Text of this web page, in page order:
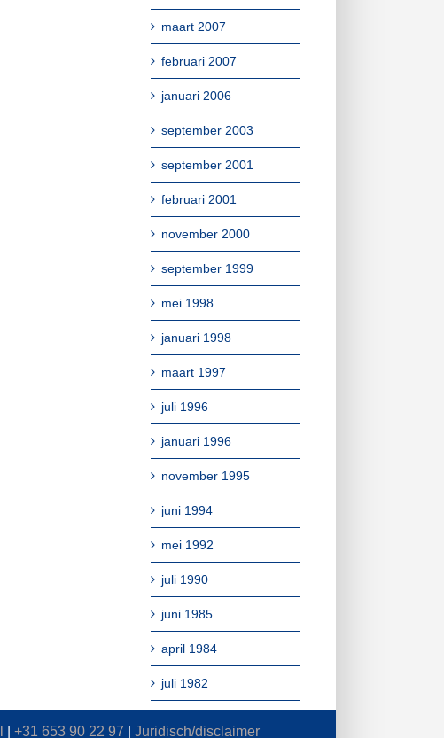
maart 2007
februari 2007
januari 2006
september 2003
september 2001
februari 2001
november 2000
september 1999
mei 1998
januari 1998
maart 1997
juli 1996
januari 1996
november 1995
juni 1994
mei 1992
juli 1990
juni 1985
april 1984
juli 1982
+31 653 90 22 97 Juridisch/disclaimer